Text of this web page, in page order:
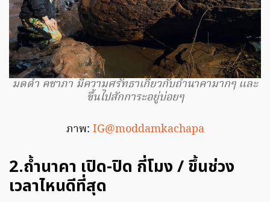
มดดำ คชาภา มีความศรัทธาเกี่ยวกับถ้ำนาคามากๆ และ
ขึ้นไปสักการะอยู่บ่อยๆ
ภาพ: IG@moddamkachapa
2.ถ้ำนาคา เปิด-ปิด กี่โมง / ขึ้นช่วง
เวลาไหนดีที่สุด